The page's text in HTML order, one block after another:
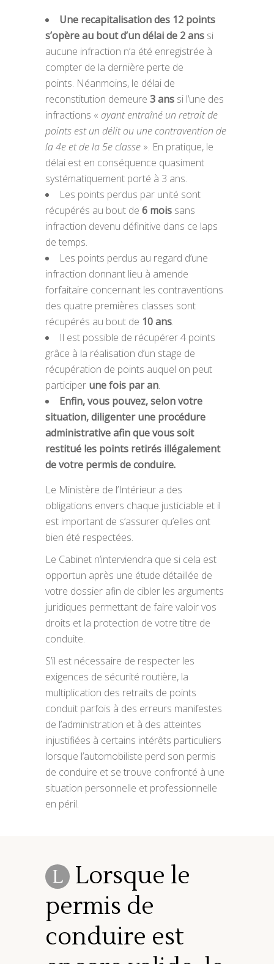
Une recapitalisation des 12 points
s’opère au bout d’un délai de 2 ans si
aucune infraction n’a été enregistrée à
compter de la dernière perte de
points. Néanmoins, le délai de
reconstitution demeure 3 ans si l’une des
infractions « ayant entraîné un retrait de
points est un délit ou une contravention de
la 4e et de la 5e classe ». En pratique, le
délai est en conséquence quasiment
systématiquement porté à 3 ans.
Les points perdus par unité sont
récupérés au bout de 6 mois sans
infraction devenu définitive dans ce laps
de temps.
Les points perdus au regard d’une
infraction donnant lieu à amende
forfaitaire concernant les contraventions
des quatre premières classes sont
récupérés au bout de 10 ans.
Il est possible de récupérer 4 points
grâce à la réalisation d’un stage de
récupération de points auquel on peut
participer une fois par an.
Enfin, vous pouvez, selon votre
situation, diligenter une procédure
administrative afin que vous soit
restitué les points retirés illégalement
de votre permis de conduire.
Le Ministère de l’Intérieur a des
obligations envers chaque justiciable et il
est important de s’assurer qu’elles ont
bien été respectées.
Le Cabinet n’interviendra que si cela est
opportun après une étude détaillée de
votre dossier afin de cibler les arguments
juridiques permettant de faire valoir vos
droits et la protection de votre titre de
conduite.
S’il est nécessaire de respecter les
exigences de sécurité routière, la
multiplication des retraits de points
conduit parfois à des erreurs manifestes
de l’administration et à des atteintes
injustifiées à certains intérêts particuliers
lorsque l’automobiliste perd son permis
de conduire et se trouve confronté à une
situation personnelle et professionnelle
en péril.
L Lorsque le
permis de
conduire est